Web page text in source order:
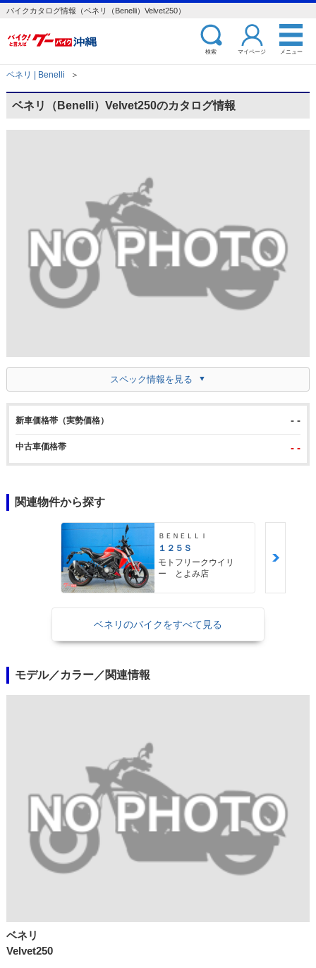
バイクカタログ情報（ベネリ（Benelli）Velvet250）
検索 マイページ メニュー
ベネリ | Benelli ＞
ベネリ（Benelli）Velvet250のカタログ情報
スペック情報を見る
新車価格帯（実勢価格） - -
中古車価格帯 - -
関連物件から探す
ＢＥＮＥＬＬＩ
１２５Ｓ
モトフリークウイリ
ー とよみ店
ベネリのバイクをすべて見る
モデル／カラー／関連情報
ベネリ
Velvet250